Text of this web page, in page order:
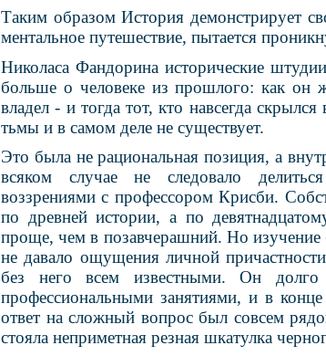
Таким образом История демонстрирует
ментальное путешествие, пытается
Николаса Фандорина исторические
больше о человеке из прошлого: как он
владел - и тогда тот, кто навсегда
тьмы и в самом деле не существует.
Это была не рациональная позиция, а
всяком случае не следовало
воззрениями с профессором Крисби.
по древней истории, а по
проще, чем в позавчерашний. Но изучение
не давало ощущения личной
без него всем известными. Он долго
профессиональными занятиями, и в
ответ на сложный вопрос был совсем
стояла неприметная резная шкатулка